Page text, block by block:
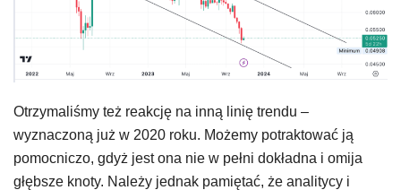
Otrzymaliśmy też reakcję na inną linię trendu –
wyznaczoną już w 2020 roku. Możemy potraktować ją
pomocniczo, gdyż jest ona nie w pełni dokładna i omija
głębsze knoty. Należy jednak pamiętać, że analitycy i